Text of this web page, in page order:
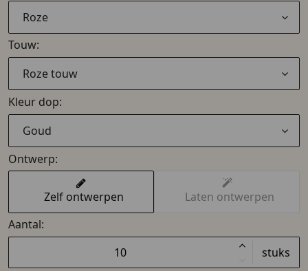
Roze
Touw:
Roze touw
Kleur dop:
Goud
Ontwerp:
Zelf ontwerpen
Laten ontwerpen
Aantal:
stuks